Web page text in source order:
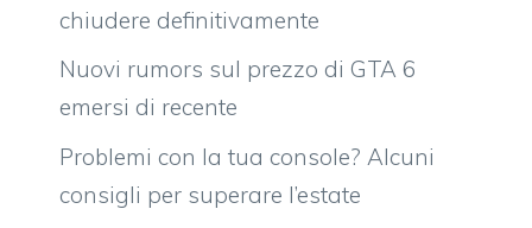
chiudere definitivamente
Nuovi rumors sul prezzo di GTA 6
emersi di recente
Problemi con la tua console? Alcuni
consigli per superare l’estate